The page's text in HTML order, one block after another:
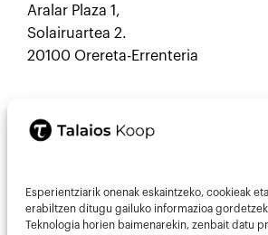
Esperientziarik onenak eskaintzeko, cookieak
erabiltzen ditugu gailuko informazioa
Teknologia horien baimenarekin, zenbait datu
Aralar Plaza 1,
Solairuartea 2.
20100 Orereta-Errenteria
Mastodon Mail